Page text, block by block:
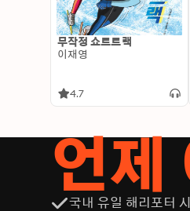
무작정 쇼트트랙
이재영
4.7
언제
국내 유일 해리포터